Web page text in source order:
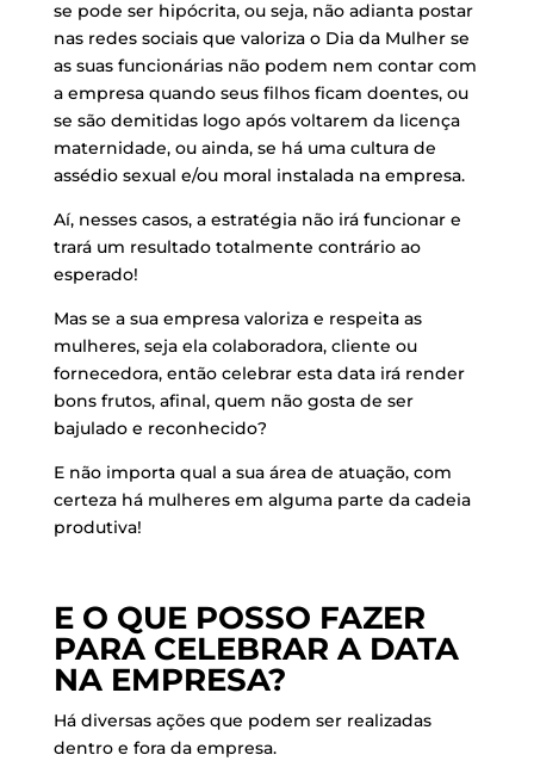
se pode ser hipócrita, ou seja, não adianta postar
nas redes sociais que valoriza o Dia da Mulher se
as suas funcionárias não podem nem contar com
a empresa quando seus filhos ficam doentes, ou
se são demitidas logo após voltarem da licença
maternidade, ou ainda, se há uma cultura de
assédio sexual e/ou moral instalada na empresa.
Aí, nesses casos, a estratégia não irá funcionar e
trará um resultado totalmente contrário ao
esperado!
Mas se a sua empresa valoriza e respeita as
mulheres, seja ela colaboradora, cliente ou
fornecedora, então celebrar esta data irá render
bons frutos, afinal, quem não gosta de ser
bajulado e reconhecido?
E não importa qual a sua área de atuação, com
certeza há mulheres em alguma parte da cadeia
produtiva!
E O QUE POSSO FAZER
PARA CELEBRAR A DATA
NA EMPRESA?
Há diversas ações que podem ser realizadas
dentro e fora da empresa.